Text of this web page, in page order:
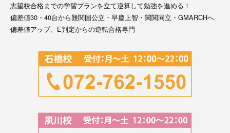
志望校合格までの学習プランを立て逆算して勉強を進める！
偏差値30・40台から難関国公立・早慶上智・関関同立・GMARCHへ
偏差値アップ、E判定からの逆転合格専門